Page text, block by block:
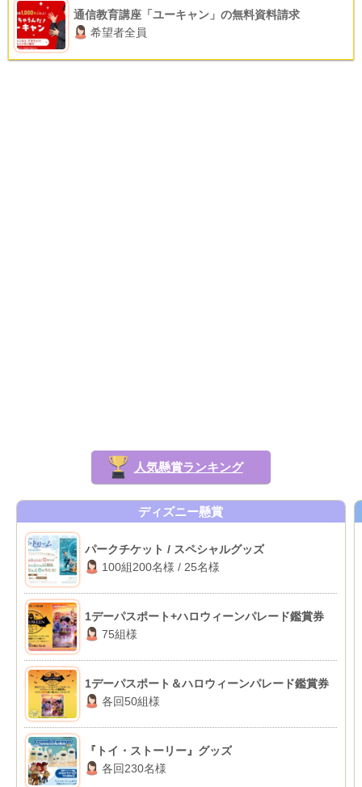
通信教育講座「ユーキャン」の無料資料請求
希望者全員
人気懸賞ランキング
ディズニー懸賞
パークチケット / スペシャルグッズ
100組200名様 / 25名様
1デーパスポート+ハロウィーンパレード鑑賞券
75組様
1デーパスポート＆ハロウィーンパレード鑑賞券
各回50組様
『トイ・ストーリー』グッズ
各回230名様